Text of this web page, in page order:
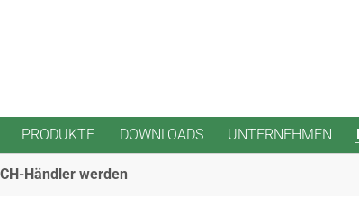
PRODUKTE DOWNLOADS UNTERNEHMEN
Händler werden